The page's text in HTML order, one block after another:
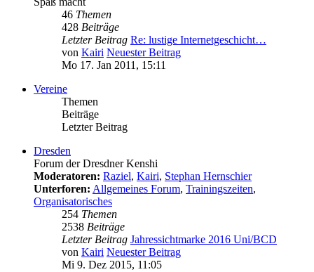
46 Themen
428 Beiträge
Letzter Beitrag Re: lustige Internetgeschicht…
von Kairi Neuester Beitrag
Mo 17. Jan 2011, 15:11
Vereine
Themen
Beiträge
Letzter Beitrag
Dresden
Forum der Dresdner Kenshi
Moderatoren: Raziel, Kairi, Stephan Hernschier
Unterforen: Allgemeines Forum, Trainingszeiten,
Organisatorisches
254 Themen
2538 Beiträge
Letzter Beitrag Jahressichtmarke 2016 Uni/BCD
von Kairi Neuester Beitrag
Mi 9. Dez 2015, 11:05